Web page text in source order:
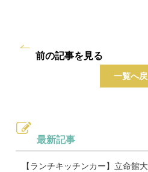
前の記事を見る
一覧へ
最新記事
【ランチキッチンカー】立命